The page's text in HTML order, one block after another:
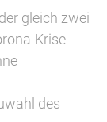
gleich zwei
Krise
des